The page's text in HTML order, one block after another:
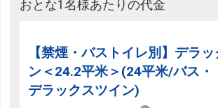
おとな1名様あたりの代金
【禁煙・バストイレ別】デラ
ン＜24.2平米＞(24平米/バス・
デラックスツイン)